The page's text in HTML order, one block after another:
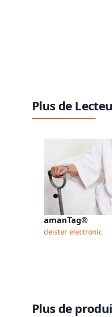
Plus de
amanTag®
deister electronic
Plus de